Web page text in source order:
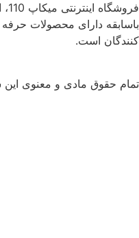
دارای محصولات
است.
حقوق مادی و معنوی این سایت